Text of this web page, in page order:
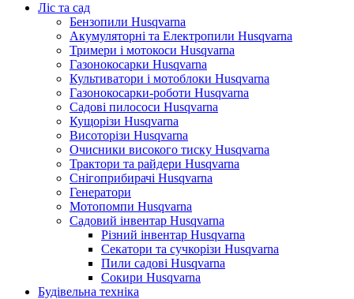
Ліс та сад
Бензопили Husqvarna
Акумуляторні та Електропили Husqvarna
Тримери і мотокоси Husqvarna
Газонокосарки Husqvarna
Культиватори і мотоблоки Husqvarna
Газонокосарки-роботи Husqvarna
Садові пилососи Husqvarna
Кущорізи Husqvarna
Висоторізи Husqvarna
Очисники високого тиску Husqvarna
Трактори та райдери Husqvarna
Снігоприбирачі Husqvarna
Генератори
Мотопомпи Husqvarna
Садовий інвентар Husqvarna
Різний інвентар Husqvarna
Секатори та сучкорізи Husqvarna
Пили садові Husqvarna
Сокири Husqvarna
Будівельна техніка